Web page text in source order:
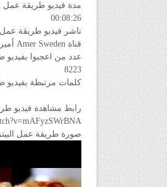
مدة فيديو طريقة عمل
00:08:26
ناشر فيديو طريقة عمل
قناة Amer Sweden أمير سويدن
عدد من اعجبوا بفيديو
8223
كلمات مرتبطة بفيديو
رابط مشاهدة فيديو
صورة طريقة عمل